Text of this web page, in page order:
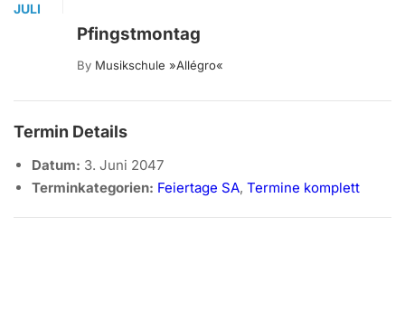
JULI
Pfingstmontag
By Musikschule »allégro«
Termin Details
Datum: 3. Juni 2047
Terminkategorien: Feiertage SA, Termine komplett